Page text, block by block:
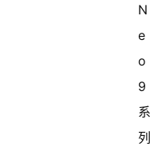
N
e
o
9